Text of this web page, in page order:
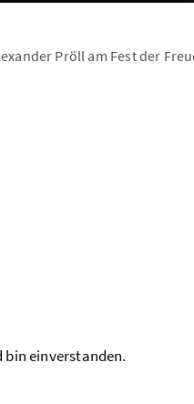
Pröll am Fest der
bin einverstanden.